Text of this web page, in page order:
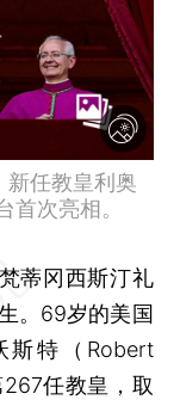
任教皇利奥
首次亮相。
蒂冈西斯汀礼
。69岁的美国
斯特（Robert
任教皇，取